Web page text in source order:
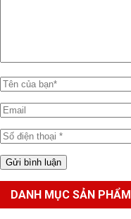
DANH MỤC SẢN PHẨM